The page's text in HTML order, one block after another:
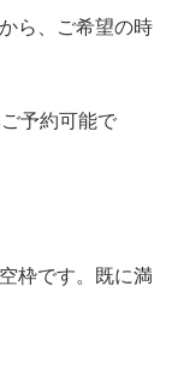
ら、ご希望の時
予約可能で
枠です。既に満